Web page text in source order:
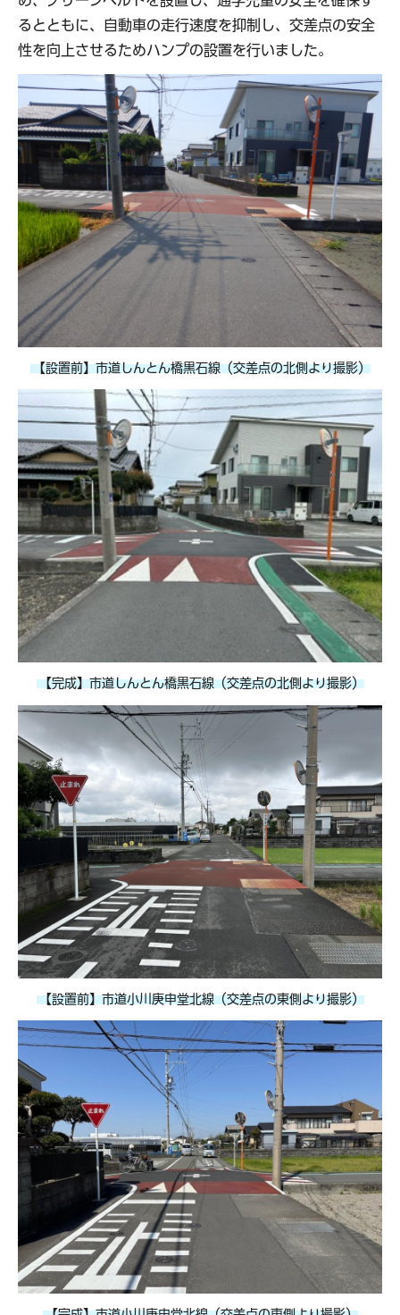
るとともに、自動車の走行速度を抑制し、交差点の安全
性を向上させるためハンプの設置を行いました。
【設置前】市道しんとん橋黒石線（交差点の北側より撮影）
【完成】市道しんとん橋黒石線（交差点の北側より撮影）
【設置前】市道小川庚申堂北線（交差点の東側より撮影）